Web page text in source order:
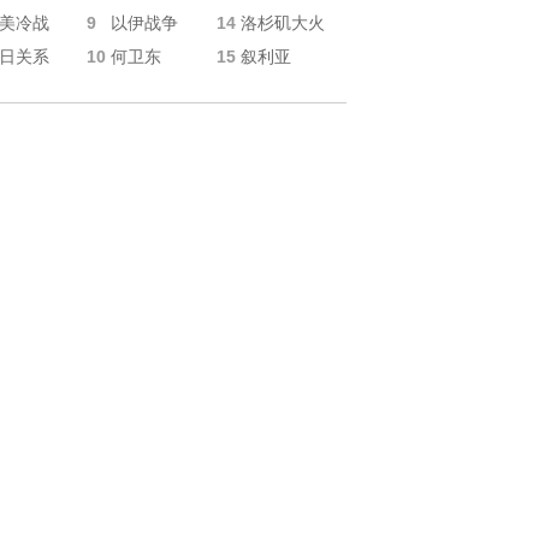
冷战 9 以伊战争 14 洛杉矶大火
关系 10 何卫东 15 叙利亚